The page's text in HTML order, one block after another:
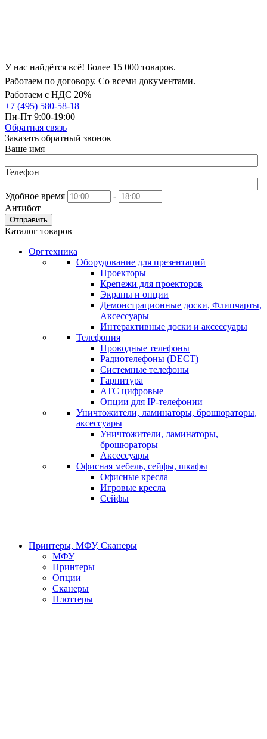
У нас найдётся всё! Более 15 000 товаров.
Работаем по договору. Со всеми документами.
Работаем с НДС 20%
+7 (495) 580-58-18
Пн-Пт 9:00-19:00
Обратная связь
Заказать обратный звонок
Ваше имя
Телефон
Удобное время
-
Антибот
Отправить
Каталог товаров
Оргтехника
Оборудование для презентаций
Проекторы
Крепежи для проекторов
Экраны и опции
Демонстрационные доски, Флипчарты,
Аксессуары
Интерактивные доски и аксессуары
Телефония
Проводные телефоны
Радиотелефоны (DECT)
Системные телефоны
Гарнитура
АТС цифровые
Опции для IP-телефонии
Уничтожители, ламинаторы, брошюраторы,
аксессуары
Уничтожители, ламинаторы,
брошюраторы
Аксессуары
Офисная мебель, сейфы, шкафы
Офисные кресла
Игровые кресла
Сейфы
Принтеры, МФУ, Сканеры
МФУ
Принтеры
Опции
Сканеры
Плоттеры